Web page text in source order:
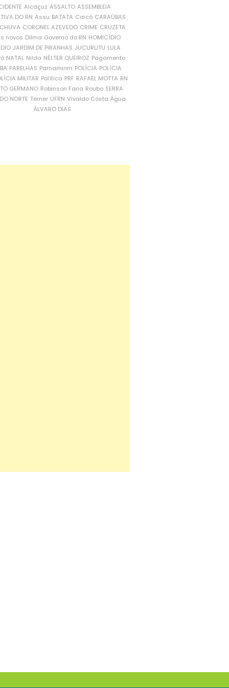
Alcaçuz ASSALTO ASSEMBLEIA
DO RN Assu BATATA Caicó CARAÚBAS
CORONEL AZEVEDO CRIME CRUZETA
novos Dilma Governo do RN HOMICÍDIO
JARDIM DE PIRANHAS JUCURUTU LULA
NATAL Nilda NÉLTER QUEIROZ Pagamento
PARELHAS Parnamirim POLÍCIA POLÍCIA
MILITAR Política PRF RAFAEL MOTTA RN
GERMANO Robinson Faria Roubo SERRA
NORTE Temer UFRN Vivaldo Costa Água
ÁLVARO DIAS